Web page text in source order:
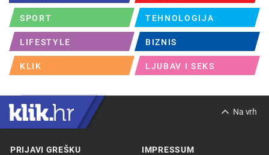
SPORT TEHNOLOGIJA
LIFESTYLE BIZNIS
KLIK LJUBAV I SEKS
Na vrh
PRIJAVI GREŠKU IMPRESSUM